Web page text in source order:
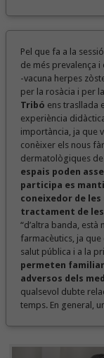
Pel que fa a la
de més prevalença
-vacuna herpes
per la rosàcia i per
Tribó ens trasllada
experiència
importància, ja que
conèixer els nous
dermatològiques
espais poden
participa es
coneixedor de
tractament de
“d’altra banda,
farmacèutics, ja que
salut pública i a la
permeten
adversos dels
qualsevol dubte
temps. En general,